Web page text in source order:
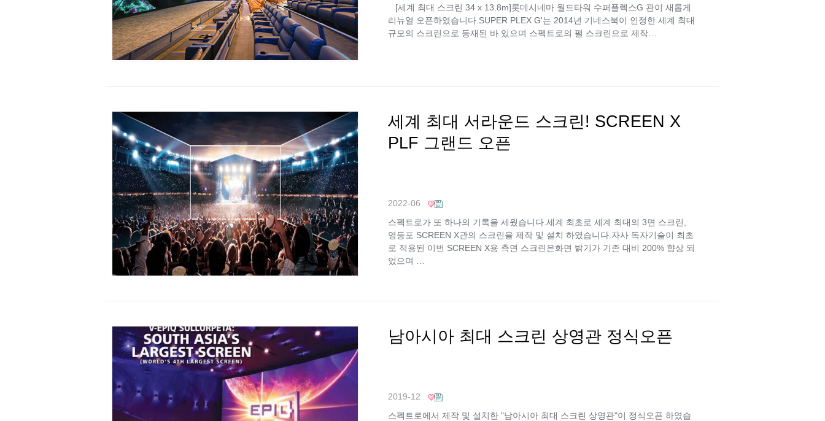
[세계 최대 스크린 34 x 13.8m]롯데시네마 월드타워 수퍼플렉스G 관이 새롭게
리뉴얼 오픈하였습니다.SUPER PLEX G'는 2014년 기네스북이 인정한 세계 최대
규모의 스크린으로 등재된 바 있으며 스펙트로의 펄 스크린으로 제작…
세계 최대 서라운드 스크린! SCREEN X
PLF 그랜드 오픈
2022-06
스펙트로가 또 하나의 기록을 세웠습니다.세계 최초로 세계 최대의 3면 스크린,
영등포 SCREEN X관의 스크린을 제작 및 설치 하였습니다.자사 독자기술이 최초
로 적용된 이번 SCREEN X용 측면 스크린은화면 밝기가 기존 대비 200% 향상 되
었으며 …
남아시아 최대 스크린 상영관 정식오픈
2019-12
스펙트로에서 제작 및 설치한 "남아시아 최대 스크린 상영관"이 정식오픈 하였습